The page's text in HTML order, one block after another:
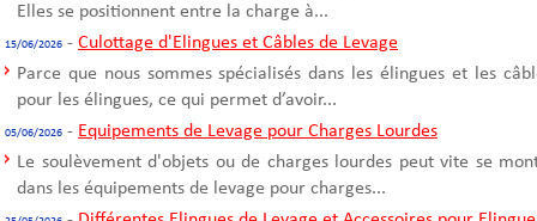
Elles se positionnent entre la charge à...
15/06/2026 - Culottage d'Elingues et Câbles de Levage
Parce que nous sommes spécialisés dans les élingues et les
pour les élingues, ce qui permet d’avoir...
05/06/2026 - Equipements de Levage pour Charges Lourdes
Le soulèvement d'objets ou de charges lourdes peut vite se
dans les équipements de levage pour charges...